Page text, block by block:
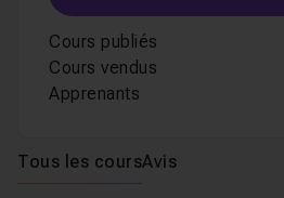
Cours publiés
Cours vendus
Apprenants
Tous les coursAvis